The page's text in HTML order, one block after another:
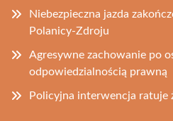
Niebezpieczna jazda
Polanicy-Zdroju
Agresywne zachowanie po
odpowiedzialnością prawną
Policyjna interwencja ratuje